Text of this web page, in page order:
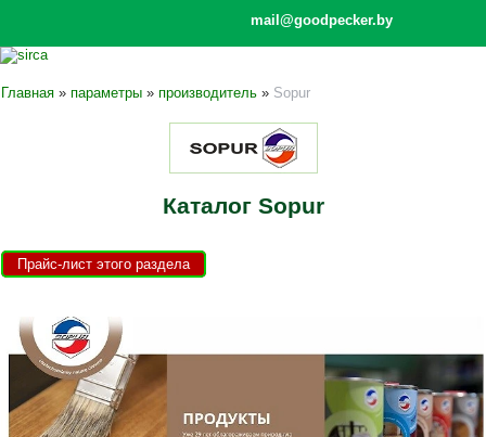
mail@goodpecker.by
Главная » параметры » производитель » Sopur
Каталог Sopur
Прайс-лист этого раздела